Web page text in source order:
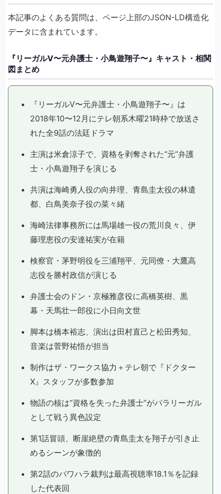
本記事のよくある質問は、ページ上部のJSON-LD構造化
データに含まれています。
『リーガルV〜元弁護士・小鳥遊翔子〜』キャスト・相関
図まとめ
『リーガルV〜元弁護士・小鳥遊翔子〜』は
2018年10〜12月にテレ朝系木曜21時枠で放送さ
れた全9話の法廷ドラマ
主演は米倉涼子で、資格を剥奪された“元”弁護
士・小鳥遊翔子を演じる
共演は海崎勇人役の向井理、青島圭太役の林遣
都、白鳥美奈子役の菜々緒
海崎法律事務所には馬場雄一役の荒川良々、伊
藤理恵役の安達祐実が在籍
検察官・茅野明役を三浦翔平、元同僚・大鷹高
志役を勝村政信が演じる
弁護士会のドン・京極雅彦役に高橋英樹、黒
幕・天馬壮一郎役に小日向文世
脚本は橋本裕志、演出は田村直己と松田秀知、
音楽は菅野祐悟が担当
制作はザ・ワークス協力＋テレ朝で『ドクター
X』スタッフが多数参加
物語の核は“資格を失った弁護士”がパラリーガル
として戦う異色設定
第1話冒頭、断崖絶壁の青島圭太を翔子が引き止
めるシーンが象徴的
第2話のパワハラ裁判は最高視聴率18.1％を記録
した代表回